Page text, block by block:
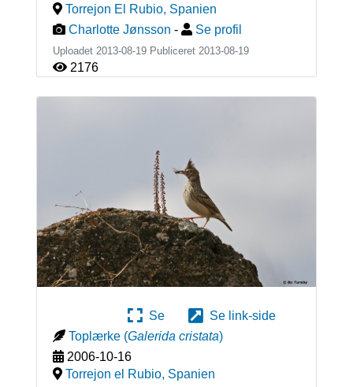
Torrejon El Rubio, Spanien
Charlotte Jønsson - Se profil
Uploadet 2013-08-19 Publiceret 2013-08-19
2176
Se
Se link-side
Toplærke (Galerida cristata)
2006-10-16
Torrejon el Rubio, Spanien